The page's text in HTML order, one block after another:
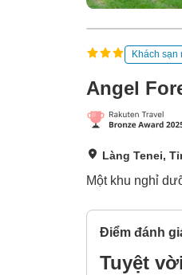
Khách sạn
Angel
Làng Tenei,
Một khu nghỉ
Điểm đánh
Tuyệt vời